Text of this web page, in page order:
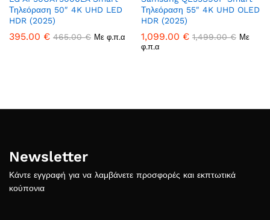
Wish
Τηλεόραση 50″ 4K UHD LED
HDR (2025)
395.00 € 465.00€ Με φ.π.α
Wish
Τηλεόραση 55″ 4K UHD OLED
HDR (2025)
1,099.00 € 1,499.00€ Με
φ.π.α
Newsletter
Κάντε εγγραφή για να λαμβάνετε προσφορές και εκπτωτικά
κούπονια